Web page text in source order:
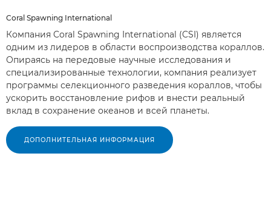
Coral Spawning International
Компания Coral Spawning International (CSI) является
одним из лидеров в области воспроизводства кораллов.
Опираясь на передовые научные исследования и
специализированные технологии, компания реализует
программы селекционного разведения кораллов, чтобы
ускорить восстановление рифов и внести реальный
вклад в сохранение океанов и всей планеты.
ДОПОЛНИТЕЛЬНАЯ ИНФОРМАЦИЯ